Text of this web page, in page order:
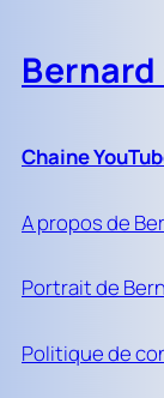
Chaine
A propos de
Portrait de
Politique de